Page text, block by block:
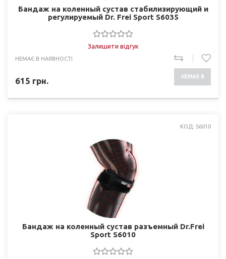
Бандаж на коленный сустав стабилизирующий и
регулируемый Dr. Frei Sport S6035
Залишити відгук
НЕМАЄ В НАЯВНОСТІ
615 грн. НЕМАЄ В
КОД: S6010
Бандаж на коленный сустав разъемный Dr.Frei
Sport S6010